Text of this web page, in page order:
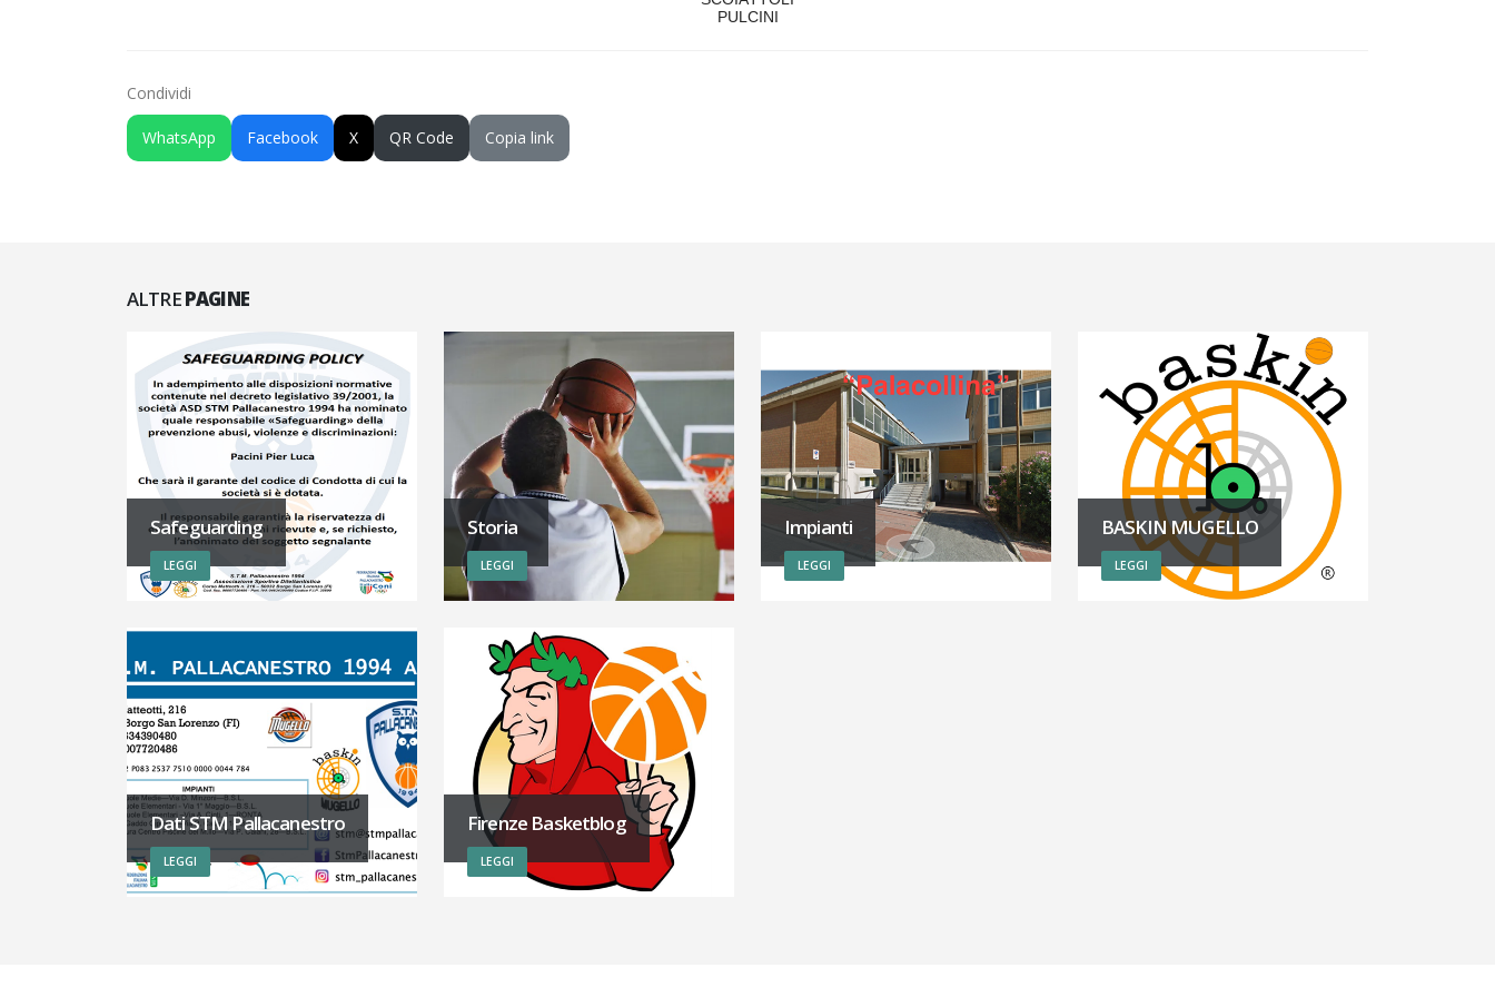
PULCINI
Condividi
WhatsApp Facebook X QR Code Copia link
ALTREPAGINE
Safeguarding
LEGGI
Storia
LEGGI
Impianti
LEGGI
BASKIN MUGELLO
LEGGI
Dati STM Pallacanestro
LEGGI
Firenze Basketblog
LEGGI